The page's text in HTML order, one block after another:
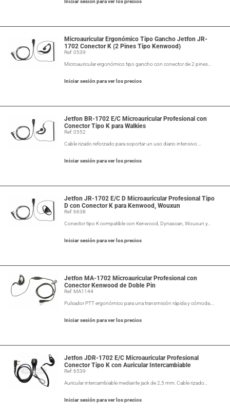
Iniciar sesión para ver los precios
Microauricular Ergonómico Tipo Gancho Jetfon JR-
1702 Conector K (2 Pines Tipo Kenwood)
Ref: 0539
Microauricular ergonómico tipo gancho con conector de 2 pines…
Iniciar sesión para ver los precios
Jetfon BR-1702 E/C Microauricular Profesional con
Conector Tipo K para Walkies
Ref: 0552
Cable rizado reforzado para soportar un uso diario intensivo.…
Iniciar sesión para ver los precios
Jetfon JR-1702 E/C D Microauricular Profesional Tipo
D con Conector K para Kenwood, Wouxun
Ref: 6638
Conector tipo K compatible con Kenwood, Dynascan, Wouxun y…
Iniciar sesión para ver los precios
Jetfon MA-1702 Microauricular Profesional con
Conector Kenwood de Doble Pin
Ref: MA1144
Pulsador PTT ergonómico para una transmisión rápida y cómoda.…
Iniciar sesión para ver los precios
Jetfon JDR-1702 E/C Microauricular Profesional
Conector Tipo K con Auricular Intercambiable
Ref: 6539
Auricular intercambiable mediante jack de 2,5 mm. Cable rizado…
Iniciar sesión para ver los precios